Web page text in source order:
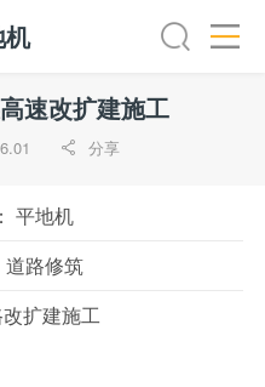
地机 装载机 挖掘机
速改扩建施工
 分享
平地机
道路修筑
扩建施工